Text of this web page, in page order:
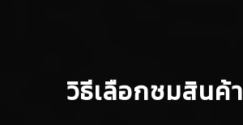
วิธีเลือกชมสินค้า